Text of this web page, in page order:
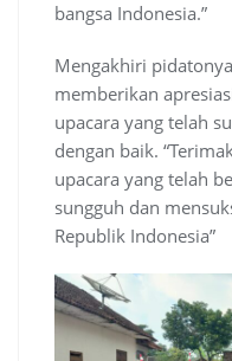
bangsa Indonesia.”
Mengakhiri
memberikan
upacara yang telah
dengan baik.
upacara yang telah
sungguh dan
Republik Indonesia”